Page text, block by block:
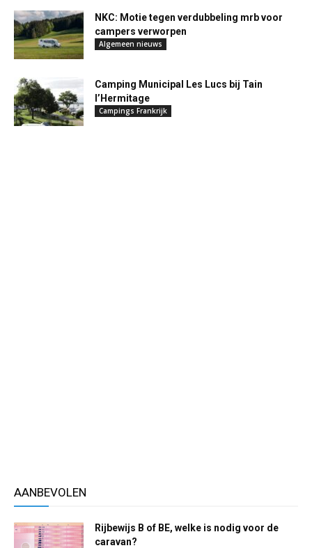
NKC: Motie tegen verdubbeling mrb voor
campers verworpen
Algemeen nieuws
Camping Municipal Les Lucs bij Tain
l’Hermitage
Campings Frankrijk
AANBEVOLEN
Rijbewijs B of BE, welke is nodig voor de
caravan?